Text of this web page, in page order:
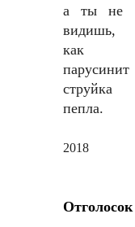
а ты не
видишь,
как
парусинит
струйка
пепла.
2018
Отголосок